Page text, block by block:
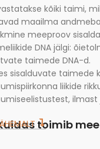
kõiki taimi,
maailma
meeproov
DNA jälgi:
taimede DNA-d.
sisalduvate taimede
liikide
ilmast
toimib